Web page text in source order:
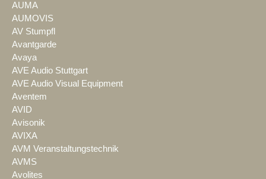
AUMA
AUMOVIS
AV Stumpfl
Avantgarde
Avaya
AVE Audio Stuttgart
AVE Audio Visual Equipment
Aventem
AVID
Avisonik
AVIXA
AVM Veranstaltungstechnik
AVMS
Avolites